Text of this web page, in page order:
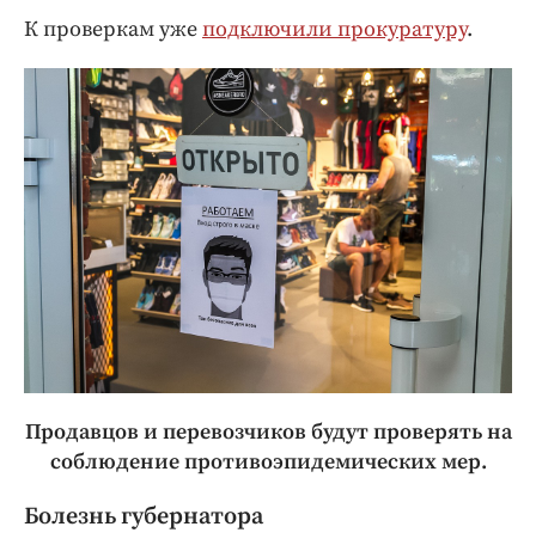
К проверкам ужеподключили прокуратуру.
Продавцов и перевозчиков будут проверять на
соблюдение противоэпидемических мер.
Болезнь губернатора